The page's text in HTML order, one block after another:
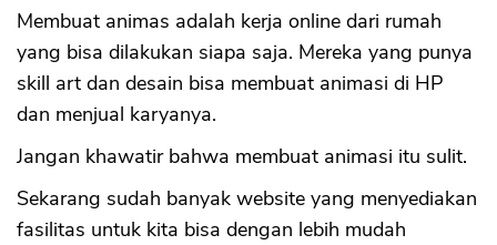
Membuat animas adalah kerja online dari rumah
yang bisa dilakukan siapa saja. Mereka yang punya
skill art dan desain bisa membuat animasi di HP
dan menjual karyanya.
Jangan khawatir bahwa membuat animasi itu sulit.
Sekarang sudah banyak website yang menyediakan
fasilitas untuk kita bisa dengan lebih mudah